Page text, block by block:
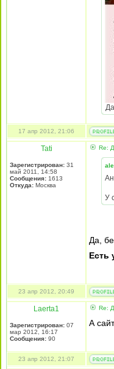
17 апр 2012, 21:06
Tati
Зарегистрирован: 31
май 2011, 14:58
Сообщения: 1613
Откуда: Москва
Re:
У
Да,
Есть
23 апр 2012, 20:49
Laerta1
Зарегистрирован: 07
мар 2012, 16:17
Сообщения: 90
Re:
А
23 апр 2012, 21:07